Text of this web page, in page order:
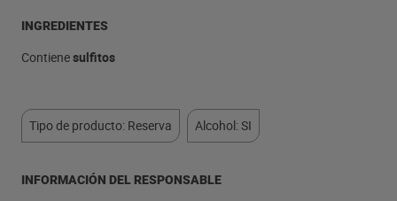
INGREDIENTES
Contienesulfitos
Tipo de producto: Reserva Alcohol: SI
INFORMACIÓN DEL RESPONSABLE